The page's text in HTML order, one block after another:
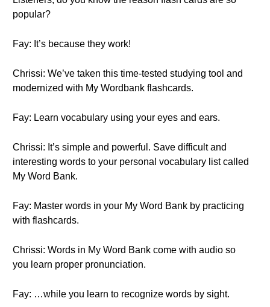
popular?
Fay: It’s because they work!
Chrissi: We’ve taken this time-tested studying tool and
modernized with My Wordbank flashcards.
Fay: Learn vocabulary using your eyes and ears.
Chrissi: It’s simple and powerful. Save difficult and
interesting words to your personal vocabulary list called
My Word Bank.
Fay: Master words in your My Word Bank by practicing
with flashcards.
Chrissi: Words in My Word Bank come with audio so
you learn proper pronunciation.
Fay: …while you learn to recognize words by sight.